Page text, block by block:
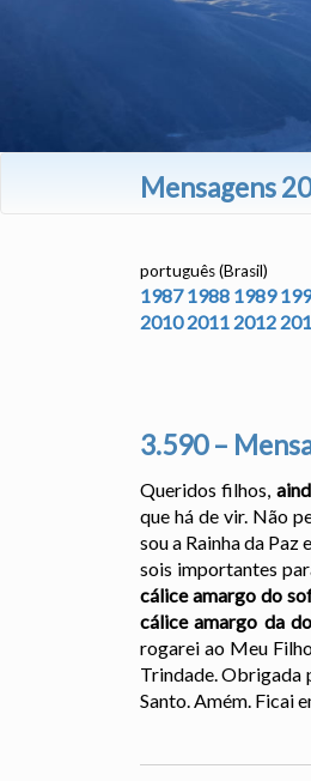
Mensagens
português (Brasil)
1987 1988 1989
2010 2011 2012
3.590 –
Queridos filhos,
que há de vir. Não
sou a Rainha da
sois importantes
cálice amargo do
cálice amargo da
rogarei ao Meu
Trindade. Obrigada
Santo. Amém. Ficai